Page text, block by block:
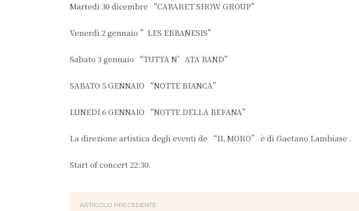
Martedi 30 dicembre “CABARET SHOW GROUP”
Venerdì 2 gennaio ”LES EBBANESIS”
Sabato 3 gennaio “TUTTA N’ATA BAND”
SABATO 5 GENNAIO “NOTTE BIANCA”
LUNEDI 6 GENNAIO “NOTTE DELLA BEFANA”
La direzione artistica degli eventi de “IL MORO” è di Gaetano Lambiase .
Start of concert 22:30.
ARTICOLO PRECEDENTE